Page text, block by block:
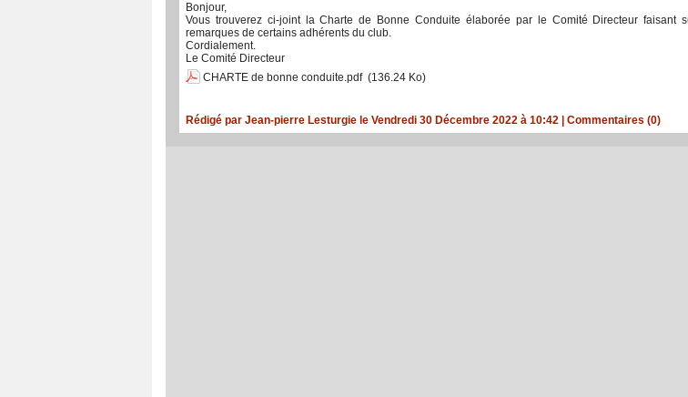
Bonjour,
Vous trouverez ci-joint la Charte de Bonne Conduite élaborée par le Comité Directeur faisant
remarques de certains adhérents du club.
Cordialement.
Le Comité Directeur
CHARTE de bonne conduite.pdf (136.24 Ko)
Rédigé par Jean-pierre Lesturgie le Vendredi 30 Décembre 2022 à 10:42 Commentaires (0)